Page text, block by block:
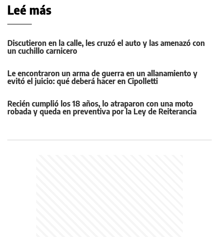
Leé más
Discutieron en la calle, les cruzó el auto y las amenazó con
un cuchillo carnicero
Le encontraron un arma de guerra en un allanamiento y
evitó el juicio: qué deberá hacer en Cipolletti
Recién cumplió los 18 años, lo atraparon con una moto
robada y queda en preventiva por la Ley de Reiterancia